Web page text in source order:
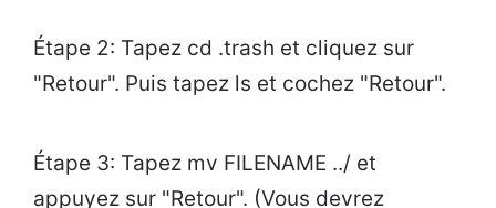
Étape 2: Tapez cd .trash et cliquez sur
"Retour". Puis tapez ls et cochez "Retour".
Étape 3: Tapez mv FILENAME ../ et
appuyez sur "Retour". (Vous devrez